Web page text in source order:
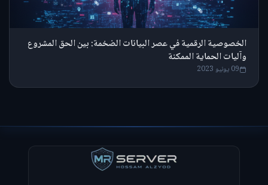
الخصوصية الرقمية في عصر البيانات الضخمة: بين الحق المشروع
وآليات الحماية الممكنة
09 يونيو 2023